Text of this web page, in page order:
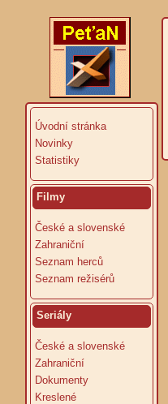
Úvodní stránka
Novinky
Statistiky
Filmy
České a slovenské
Zahraniční
Seznam herců
Seznam režisérů
Seriály
České a slovenské
Zahraniční
Dokumenty
Kreslené